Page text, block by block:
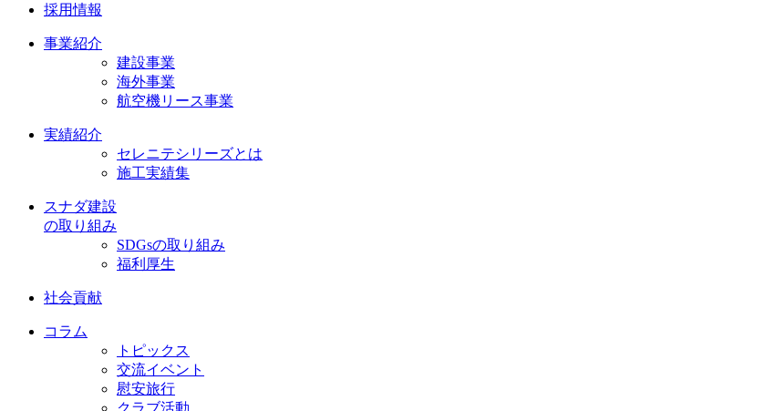
採用情報
事業紹介
建設事業
海外事業
航空機リース事業
実績紹介
セレニテシリーズとは
施工実績集
スナダ建設
の取り組み
SDGsの取り組み
福利厚生
社会貢献
コラム
トピックス
交流イベント
慰安旅行
クラブ活動